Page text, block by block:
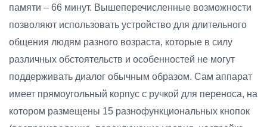
памяти – 66 минут. Вышеперечисленные возможности
позволяют использовать устройство для длительного
общения людям разного возраста, которые в силу
различных обстоятельств и особенностей не могут
поддерживать диалог обычным образом. Сам аппарат
имеет прямоугольный корпус с ручкой для переноса, на
котором размещены 15 разнофункциональных кнопок